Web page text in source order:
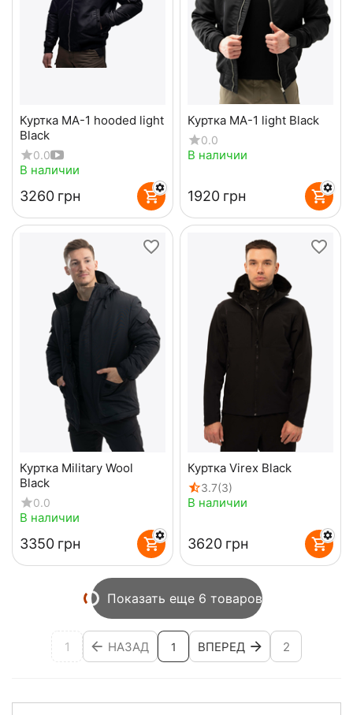
Куртка MA-1 hooded light
Black
0.0
В наличии
‍3260‍ грн
Куртка MA-1 light Black
0.0
В наличии
‍1920‍ грн
Куртка Military Wool
Black
0.0
В наличии
‍3350‍ грн
Куртка Virex Black
3.7(3)
В наличии
‍3620‍ грн
Показать еще 6 товаров
1 НАЗАД 1 ВПЕРЕД 2